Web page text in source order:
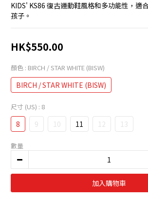
KIDS' KS86 復古運動鞋風格和多功能性，適
孩子。
HK$550.00
顏色 : BIRCH / STAR WHITE (BISW)
BIRCH / STAR WHITE (BISW)
尺寸 (US) : 8
8 9 10 11 12 13
數量
加入購物車